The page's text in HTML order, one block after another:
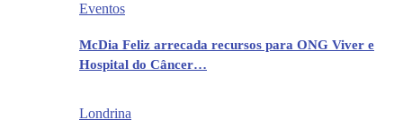
Eventos
McDia Feliz arrecada recursos para ONG Viver e
Hospital do Câncer…
Londrina